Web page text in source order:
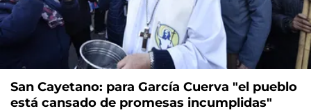
San Cayetano: para García Cuerva "el pueblo
está cansado de promesas incumplidas"